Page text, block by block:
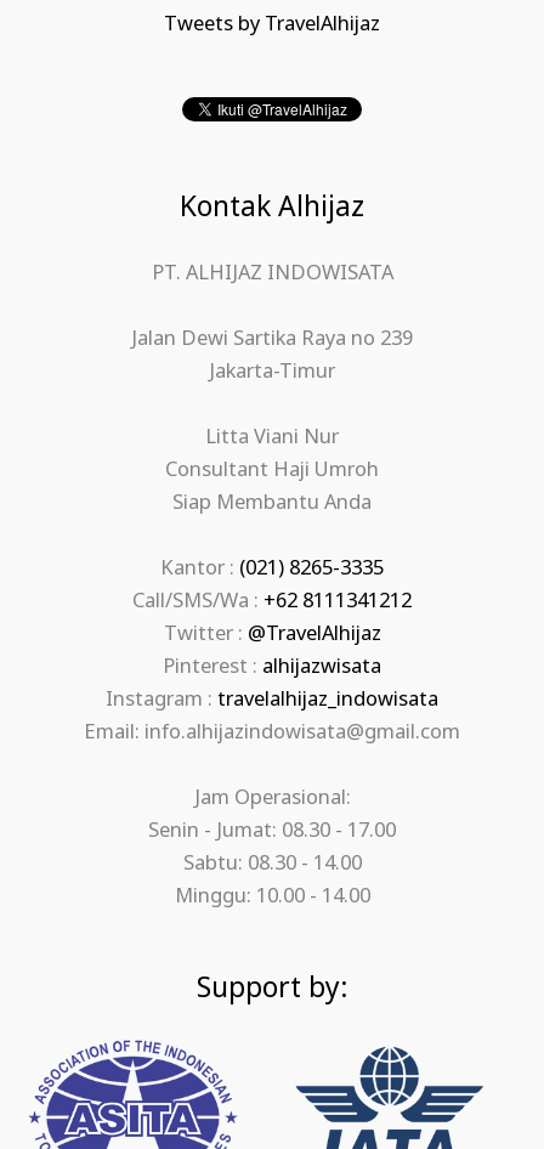
Tweets by TravelAlhijaz
Kontak Alhijaz
PT. ALHIJAZ INDOWISATA
Jalan Dewi Sartika Raya no 239
Jakarta-Timur
Litta Viani Nur
Consultant Haji Umroh
Siap Membantu Anda
Kantor : (021) 8265-3335
Call/SMS/Wa : +62 8111341212
Twitter : @TravelAlhijaz
Pinterest : alhijazwisata
Instagram : travelalhijaz_indowisata
Email: info.alhijazindowisata@gmail.com
Jam Operasional:
Senin - Jumat: 08.30 - 17.00
Sabtu: 08.30 - 14.00
Minggu: 10.00 - 14.00
Support by: